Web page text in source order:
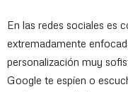
En las redes sociales es
extremadamente
personalización muy
Google te espíen o